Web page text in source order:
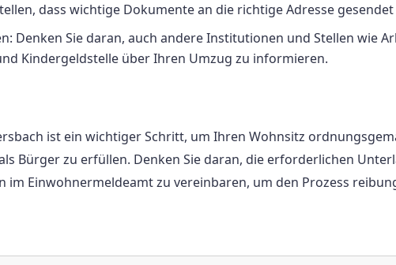
dass wichtige Dokumente an die richtige Adresse
Denken Sie daran, auch andere Institutionen und Stellen wie
Kindergeldstelle über Ihren Umzug zu informieren.
ist ein wichtiger Schritt, um Ihren Wohnsitz
Bürger zu erfüllen. Denken Sie daran, die erforderlichen
im Einwohnermeldeamt zu vereinbaren, um den Prozess